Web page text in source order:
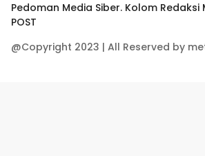
Pedoman Media Siber. Kolom Redaksi
POST
@Copyright 2023 | All Reserved by